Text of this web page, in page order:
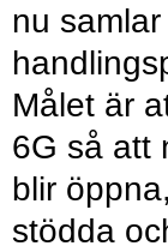
nu
Målet är
6G så att
blir
stödda